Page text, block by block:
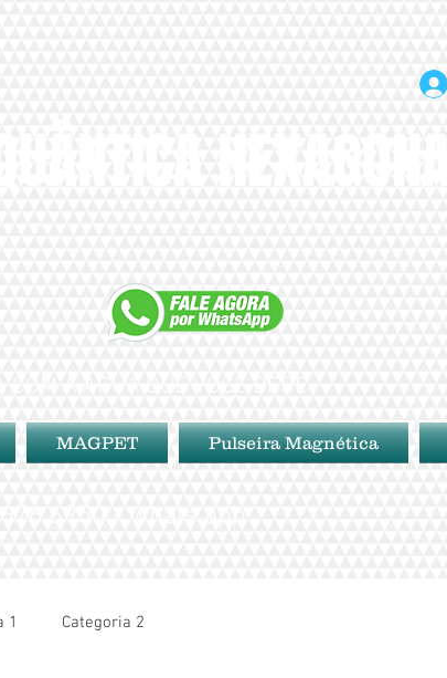
MAGPET Pulseira Magnética
1 Categoria 2